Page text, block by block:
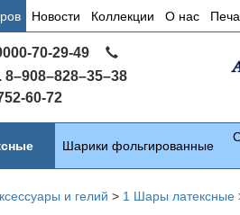
Новости Коллекции О нас
70-29-49
8–908–828–35–38
60-72
Шарики фольгированные
и гелий > 1 Шары латексные